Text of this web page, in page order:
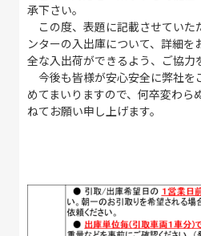
承下さい。
この度、表題に記載させていた
ンターの入出庫について、詳細を
全な入出荷ができるよう、ご協力
今後も皆様が安心安全に弊社を
めてまいりますので、何卒変わら
ねてお願い申し上げます。